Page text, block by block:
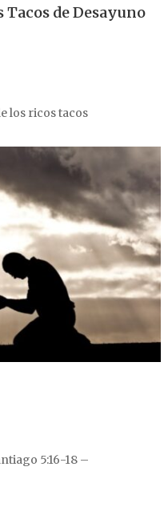
Tacos de Desayuno
los ricos tacos
5:16-18 –